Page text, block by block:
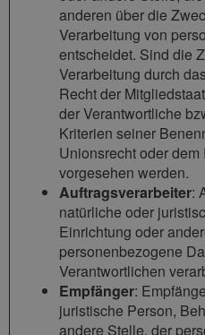
anderen über die
Verarbeitung von
entscheidet. Sind die
Verarbeitung durch
Recht der
der Verantwortliche
Kriterien seiner
Unionsrecht oder
vorgesehen werden.
Auftragsverarbeiter:
natürliche oder
Einrichtung oder
personenbezogene
Verantwortlichen
Empfänger:
juristische Person,
andere Stelle, der